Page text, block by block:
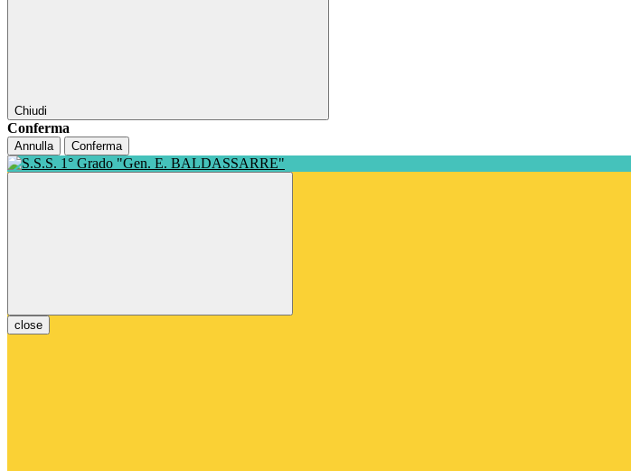
Chiudi
Conferma
Annulla Conferma
close